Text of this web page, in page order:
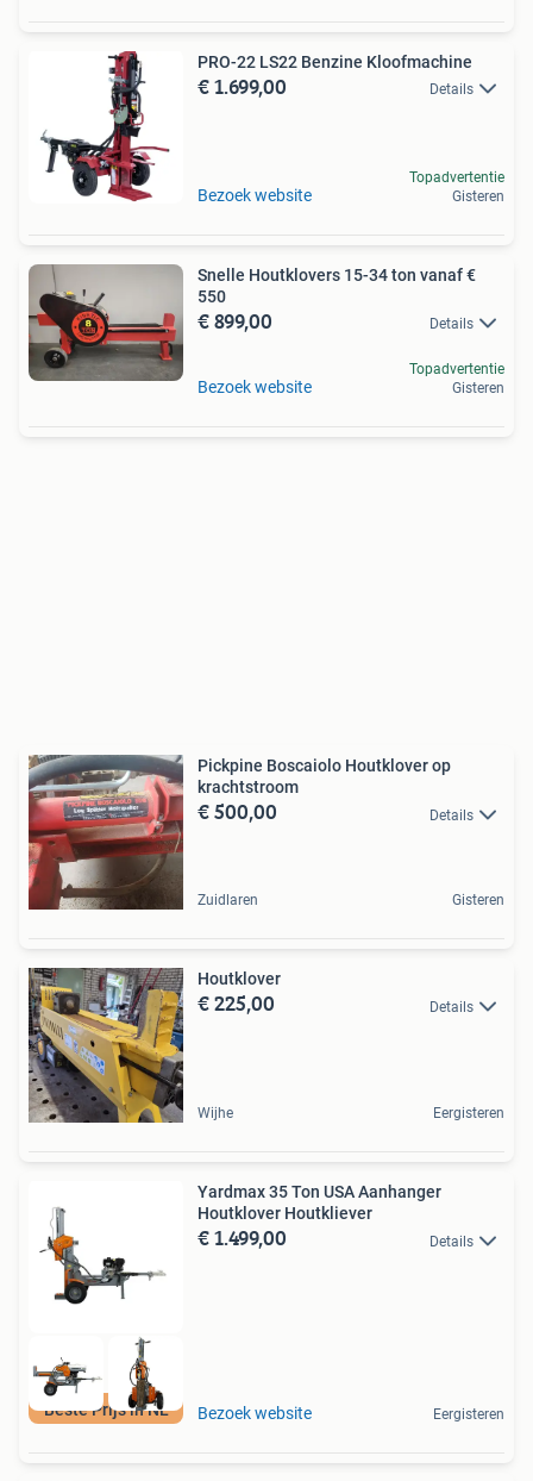
PRO-22 LS22 Benzine Kloofmachine
€ 1.699,00 Details
Bezoek website
Topadvertentie
Gisteren
Snelle Houtklovers 15-34 ton vanaf €
550
€ 899,00 Details
Bezoek website
Topadvertentie
Gisteren
Pickpine Boscaiolo Houtklover op
krachtstroom
€ 500,00 Details
Zuidlaren Gisteren
Houtklover
€ 225,00 Details
Wijhe Eergisteren
Beste Prijs in NL
Yardmax 35 Ton USA Aanhanger
Houtklover Houtkliever
€ 1.499,00 Details
Bezoek website Eergisteren